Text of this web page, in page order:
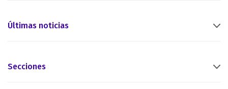
Últimas noticias
Secciones